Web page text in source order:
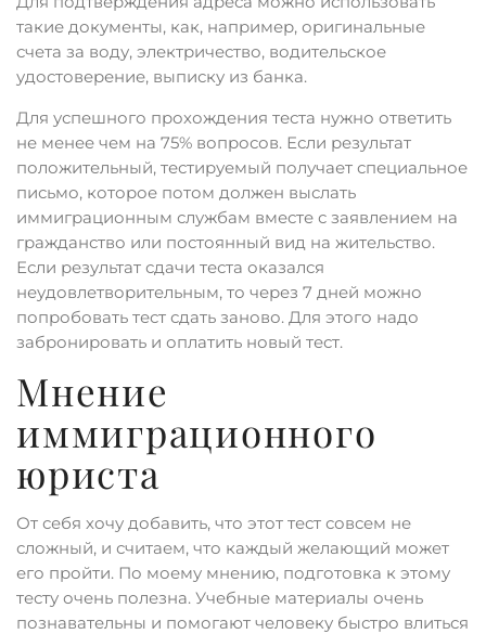
такие документы, как, например, оригинальные
счета за воду, электричество, водительское
удостоверение, выписку из банка.
Для успешного прохождения теста нужно ответить
не менее чем на 75% вопросов. Если результат
положительный, тестируемый получает специальное
письмо, которое потом должен выслать
иммиграционным службам вместе с заявлением на
гражданство или постоянный вид на жительство.
Если результат сдачи теста оказался
неудовлетворительным, то через 7 дней можно
попробовать тест сдать заново. Для этого надо
забронировать и оплатить новый тест.
Мнение
иммиграционного
юриста
От себя хочу добавить, что этот тест совсем не
сложный, и считаем, что каждый желающий может
его пройти. По моему мнению, подготовка к этому
тесту очень полезна. Учебные материалы очень
познавательны и помогают человеку быстро влиться